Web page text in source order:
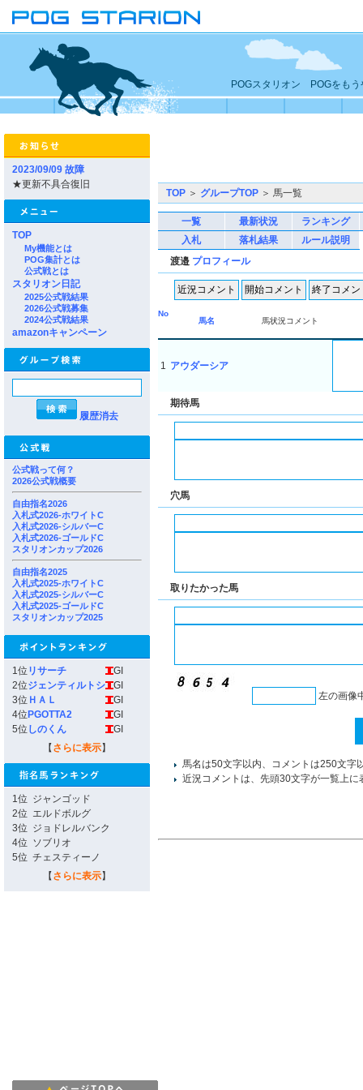
POGスタリオン POGをもう
2023/09/09 故障
★更新不具合復旧
TOP
My機能とは
POG集計とは
公式戦とは
スタリオン日記
2025公式戦結果
2026公式戦募集
2024公式戦結果
amazonキャンペーン
履歴消去
公式戦って何？
2026公式戦概要
自由指名2026
入札式2026-ホワイトC
入札式2026-シルバーC
入札式2026-ゴールドC
スタリオンカップ2026
自由指名2025
入札式2025-ホワイトC
入札式2025-シルバーC
入札式2025-ゴールドC
スタリオンカップ2025
1位 リサーチ
GI
2位ジェンティルトシ
GI
3位 ＨＡＬ
GI
4位 PGOTTA2
GI
5位 しのくん
GI
【 さらに表示】
1位 ジャンゴッド
2位 エルドボルグ
3位 ジョドレルバンク
4位 ソブリオ
5位 チェスティーノ
【 さらに表示】
TOP ＞ グループTOP ＞ 馬一覧
一覧 最新状況
ランキング
入札
落札結果
ルール説明
渡邉 プロフィール
No
馬名
馬状況コメント
1 アウダーシア
期待馬
穴馬
取りたかった馬
左の画像
馬名は50文字以内、コメントは250文字
近況コメントは、先頭30文字が一覧上に